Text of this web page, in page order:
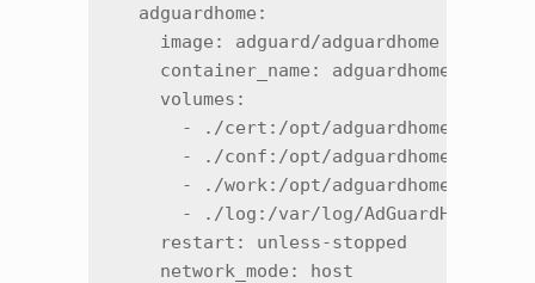
  adguardhome:
    image: adguard/adguardhome
    container_name: adguardhome
    volumes:
      - ./cert:/opt/adguardhome/cert
      - ./conf:/opt/adguardhome/conf
      - ./work:/opt/adguardhome/work
      - ./log:/var/log/AdGuardHome
    restart: unless-stopped
    network_mode: host